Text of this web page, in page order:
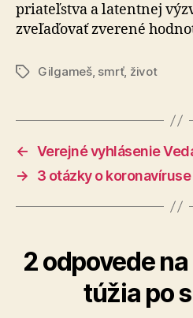
priateľstva a latentnej
zveľaďovať zverené
ZnačkyGilgameš, smrť, život
← Verejné vyhlásenie
→
3 otázky o koronavíruse
2 odpovede
túžia po